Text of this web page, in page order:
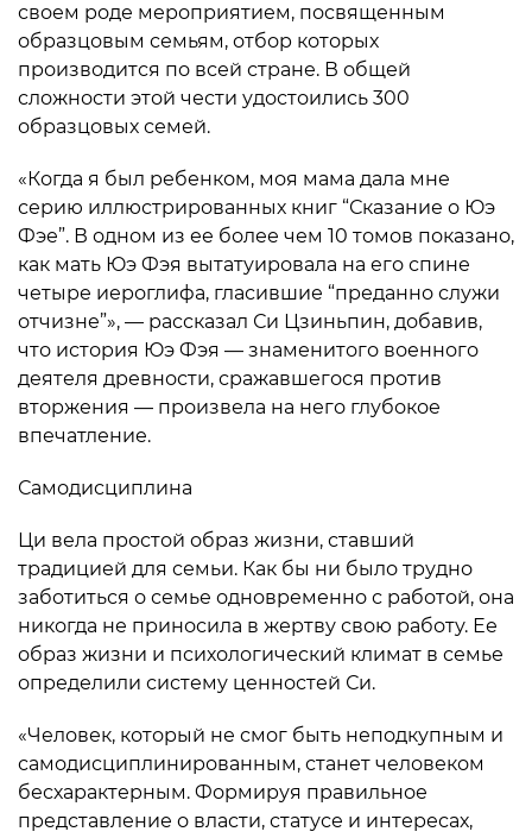
своем роде мероприятием, посвященным
образцовым семьям, отбор которых
производится по всей стране. В общей
сложности этой чести удостоились 300
образцовых семей.
«Когда я был ребенком, моя мама дала мне
серию иллюстрированных книг “Сказание о Юэ
Фэе”. В одном из ее более чем 10 томов показано,
как мать Юэ Фэя вытатуировала на его спине
четыре иероглифа, гласившие “преданно служи
отчизне”», — рассказал Си Цзиньпин, добавив,
что история Юэ Фэя — знаменитого военного
деятеля древности, сражавшегося против
вторжения — произвела на него глубокое
впечатление.
Самодисциплина
Ци вела простой образ жизни, ставший
традицией для семьи. Как бы ни было трудно
заботиться о семье одновременно с работой, она
никогда не приносила в жертву свою работу. Ее
образ жизни и психологический климат в семье
определили систему ценностей Си.
«Человек, который не смог быть неподкупным и
самодисциплинированным, станет человеком
бесхарактерным. Формируя правильное
представление о власти, статусе и интересах,